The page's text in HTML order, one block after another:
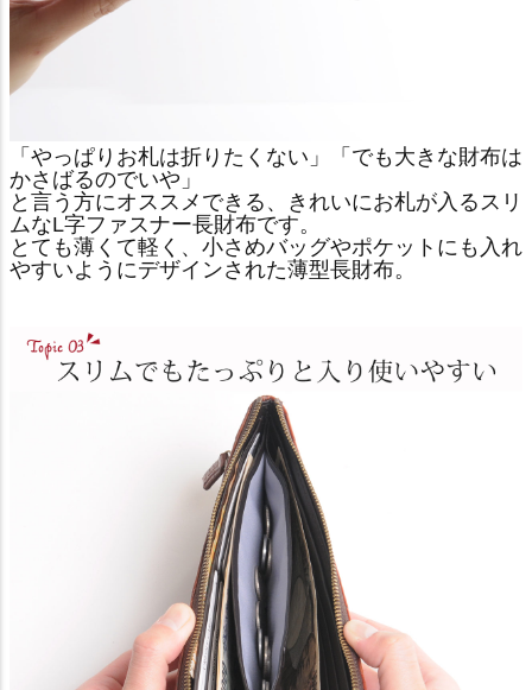
「やっぱりお札は折りたくない」「でも大きな財布は
かさばるのでいや」
と言う方にオススメできる、きれいにお札が入るスリ
ムなL字ファスナー長財布です。
とても薄くて軽く、小さめバッグやポケットにも入れ
やすいようにデザインされた薄型長財布。